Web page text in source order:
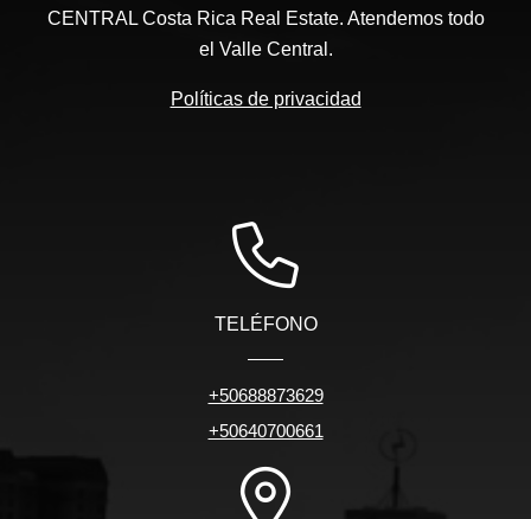
CENTRAL Costa Rica Real Estate. Atendemos todo
el Valle Central.
Políticas de privacidad
TELÉFONO
+50688873629
+50640700661